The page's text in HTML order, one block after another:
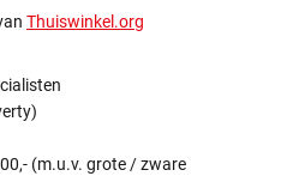
Thuiswinkel.org
(m.u.v. grote / zware